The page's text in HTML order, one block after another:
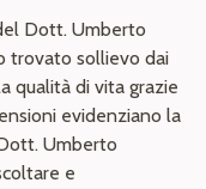
Dott. Umberto
trovato sollievo dai
qualità di vita grazie
evidenziano la
Umberto
e